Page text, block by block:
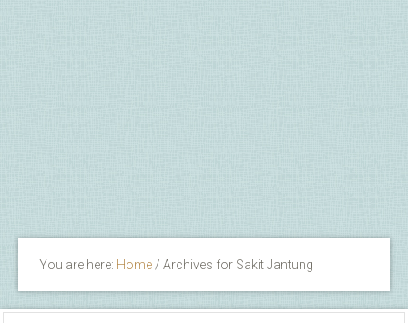
You are here: Home / Archives for Sakit Jantung